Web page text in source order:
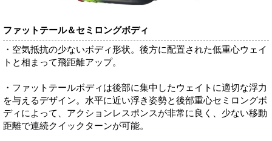
ファットテール＆セミロングボディ
・空気抵抗の少ないボディ形状。後方に配置された低重心ウェイ
トと相まって飛距離アップ。
・ファットテールボディは後部に集中したウェイトに適切な浮力
を与えるデザイン。水平に近い浮き姿勢と後部重心セミロングボ
ディによって、アクションレスポンスが非常に良く、少ない移動
距離で連続クイックターンが可能。